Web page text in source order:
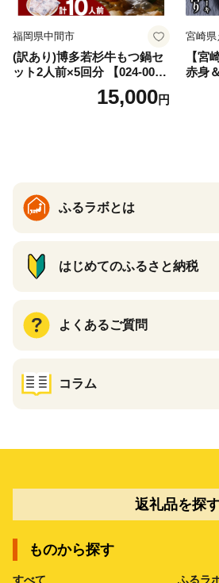
福岡県中間市
(訳あり)博多若杉牛もつ鍋セ
ット2人前×5回分 【024-002
15,000円
宮崎県
【宮
赤身
１P
ふるラボとは
はじめてのふるさと納税
よくあるご質問
コラム
返礼品を探
ものから探す
すべて ふるラ